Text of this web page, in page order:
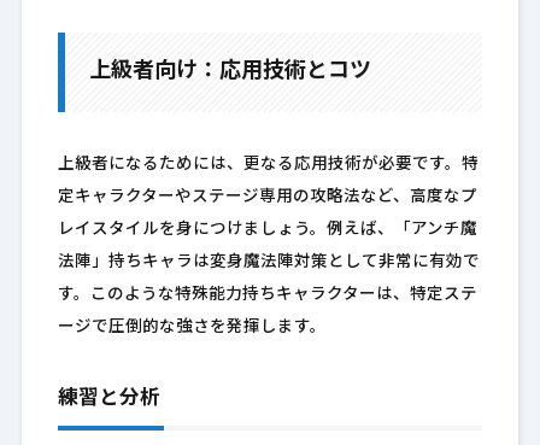
上級者向け：応用技術とコツ
上級者になるためには、更なる応用技術が必要です。特
定キャラクターやステージ専用の攻略法など、高度なプ
レイスタイルを身につけましょう。例えば、「アンチ魔
法陣」持ちキャラは変身魔法陣対策として非常に有効で
す。このような特殊能力持ちキャラクターは、特定ステ
ージで圧倒的な強さを発揮します。
練習と分析